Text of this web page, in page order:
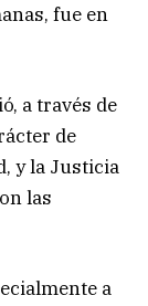
fue en
a través de
de
y la Justicia
las
a